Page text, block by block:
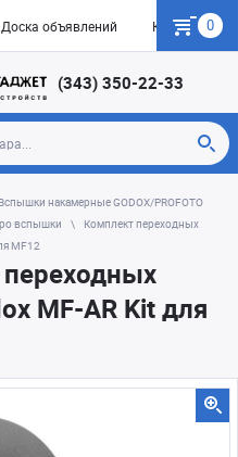
Доска объявлений Как купить
0
(343) 350-22-33
Вспышки накамерные GODOX/PROFOTO
вспышки
Комплект переходных
MF12
MF-AR Kit для